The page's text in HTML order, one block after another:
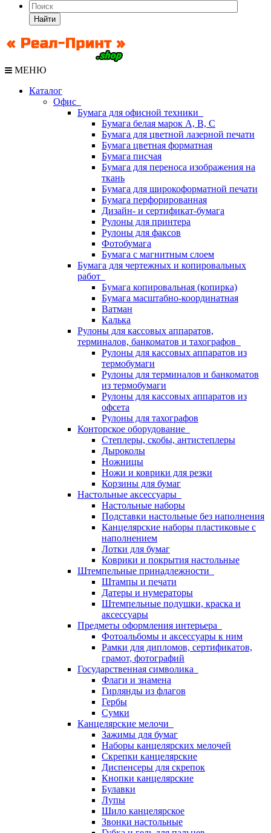
Найти
МЕНЮ
Каталог
Офис
Бумага для офисной техники
Бумага белая марок А, В, С
Бумага для цветной лазерной печати
Бумага цветная форматная
Бумага писчая
Бумага для переноса изображения на
ткань
Бумага для широкоформатной печати
Бумага перфорированная
Дизайн- и сертификат-бумага
Рулоны для принтера
Рулоны для факсов
Фотобумага
Бумага с магнитным слоем
Бумага для чертежных и копировальных
работ
Бумага копировальная (копирка)
Бумага масштабно-координатная
Ватман
Калька
Рулоны для кассовых аппаратов,
терминалов, банкоматов и тахографов
Рулоны для кассовых аппаратов из
термобумаги
Рулоны для терминалов и банкоматов
из термобумаги
Рулоны для кассовых аппаратов из
офсета
Рулоны для тахографов
Конторское оборудование
Степлеры, скобы, антистеплеры
Дыроколы
Ножницы
Ножи и коврики для резки
Корзины для бумаг
Настольные аксессуары
Настольные наборы
Подставки настольные без наполнения
Канцелярские наборы пластиковые с
наполнением
Лотки для бумаг
Коврики и покрытия настольные
Штемпельные принадлежности
Штампы и печати
Датеры и нумераторы
Штемпельные подушки, краска и
аксессуары
Предметы оформления интерьера
Фотоальбомы и аксессуары к ним
Рамки для дипломов, сертификатов,
грамот, фотографий
Государственная символика
Флаги и знамена
Гирлянды из флагов
Гербы
Сумки
Канцелярские мелочи
Зажимы для бумаг
Наборы канцелярских мелочей
Скрепки канцелярские
Диспенсеры для скрепок
Кнопки канцелярские
Булавки
Лупы
Шило канцелярское
Звонки настольные